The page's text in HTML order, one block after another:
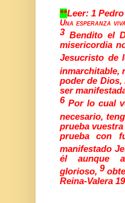
**Leer: 1
Una esperanza viva
3 Bendito el
misericordia
Jesucristo de
inmarchitable,
poder de Dios,
ser
6 Por lo cual
necesario,
prueba
prueba con
manifestado
él aunque
glorioso, 9
Reina-Valera